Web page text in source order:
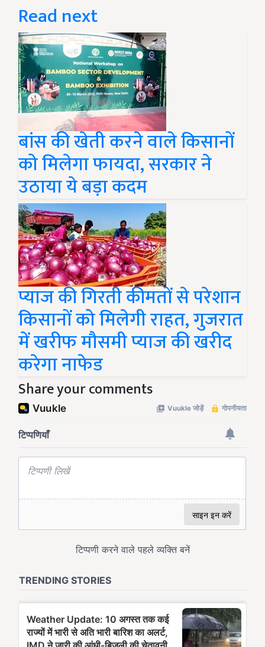
Read next
बांस की खेती करने वाले किसानों
को मिलेगा फायदा, सरकार ने
उठाया ये बड़ा कदम
प्याज की गिरती कीमतों से परेशान
किसानों को मिलेगी राहत, गुजरात
में खरीफ मौसमी प्याज की खरीद
करेगा नाफेड
Share your comments